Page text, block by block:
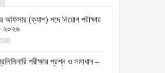
অফিসার (ক্যাশ) পদে নিয়োগ পরীক্ষার
২০২৬
পরীক্ষার প্রশ্ন ও সমাধান –